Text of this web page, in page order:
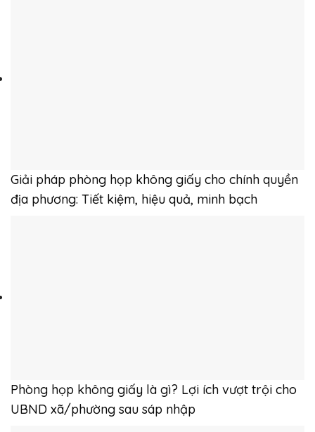
Giải pháp phòng họp không giấy cho chính quyền
địa phương: Tiết kiệm, hiệu quả, minh bạch
Phòng họp không giấy là gì? Lợi ích vượt trội cho
UBND xã/phường sau sáp nhập